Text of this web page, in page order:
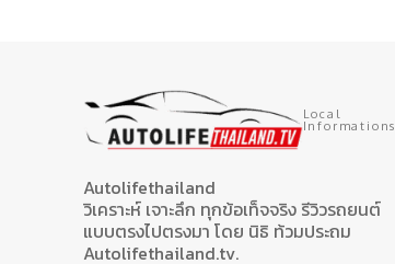
Local
Informations
Autolifethailand
วิเคราะห์ เจาะลึก ทุกข้อเท็จจริง รีวิวรถยนต์
แบบตรงไปตรงมา โดย นิธิ ท้วมประถม
Autolifethailand.tv.